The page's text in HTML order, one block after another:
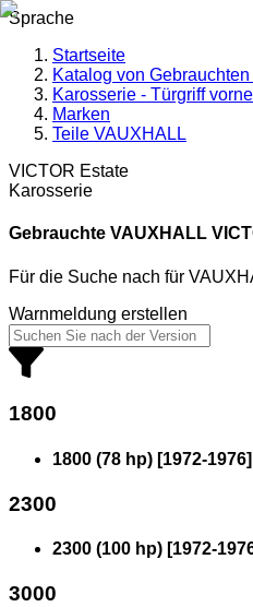
Sprache
Startseite
Katalog von
Karosserie - Türgriff
Marken
Teile VAUXHALL
VICTOR Estate
Karosserie
Gebrauchte VAUXHALL
Für die Suche nach für
Warnmeldung erstellen
1800
1800 (78 hp) [1972-1976]
2300
2300 (100 hp) [1972-
3000